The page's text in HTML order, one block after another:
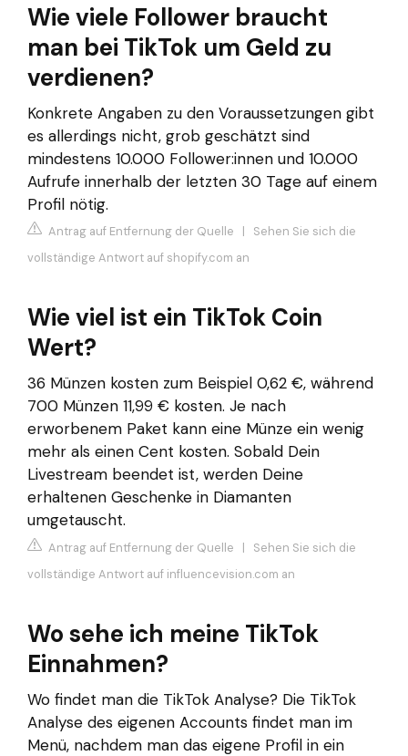
Wie viele Follower braucht
man bei TikTok um Geld zu
verdienen?
Konkrete Angaben zu den Voraussetzungen gibt
es allerdings nicht, grob geschätzt sind
mindestens 10.000 Follower:innen und 10.000
Aufrufe innerhalb der letzten 30 Tage auf einem
Profil nötig.
Antrag auf Entfernung der Quelle | Sehen Sie sich die
vollständige Antwort auf shopify.com an
Wie viel ist ein TikTok Coin
Wert?
36 Münzen kosten zum Beispiel 0,62 €, während
700 Münzen 11,99 € kosten. Je nach
erworbenem Paket kann eine Münze ein wenig
mehr als einen Cent kosten. Sobald Dein
Livestream beendet ist, werden Deine
erhaltenen Geschenke in Diamanten
umgetauscht.
Antrag auf Entfernung der Quelle | Sehen Sie sich die
vollständige Antwort auf influencevision.com an
Wo sehe ich meine TikTok
Einnahmen?
Wo findet man die TikTok Analyse? Die TikTok
Analyse des eigenen Accounts findet man im
Menü, nachdem man das eigene Profil in ein